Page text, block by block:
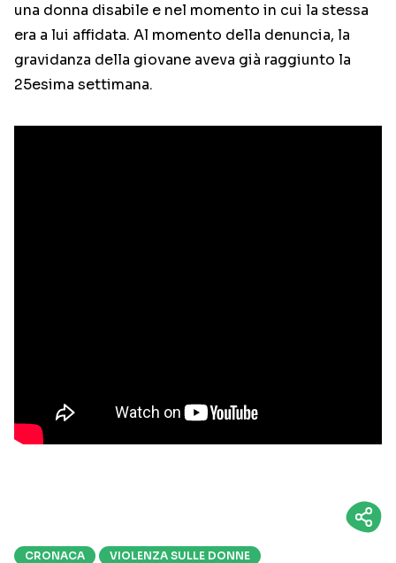
una donna disabile e nel momento in cui la stessa
era a lui affidata. Al momento della denuncia, la
gravidanza della giovane aveva già raggiunto la
25esima settimana.
CRONACA VIOLENZA SULLE DONNE